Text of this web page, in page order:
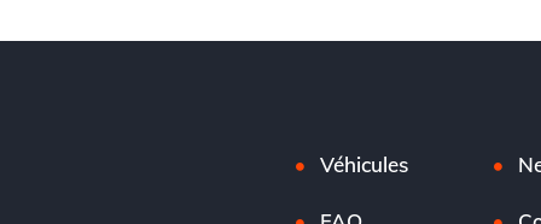
Véhicules